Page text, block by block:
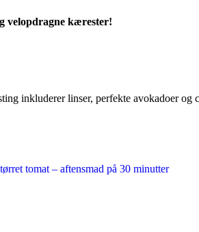
velopdragne kærester!
inkluderer linser, perfekte avokadoer og
tomat – aftensmad på 30 minutter